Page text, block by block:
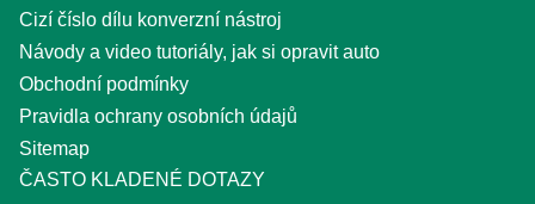
Cizí číslo dílu konverzní nástroj
Návody a video tutoriály, jak si opravit auto
Obchodní podmínky
Pravidla ochrany osobních údajů
Sitemap
ČASTO KLADENÉ DOTAZY